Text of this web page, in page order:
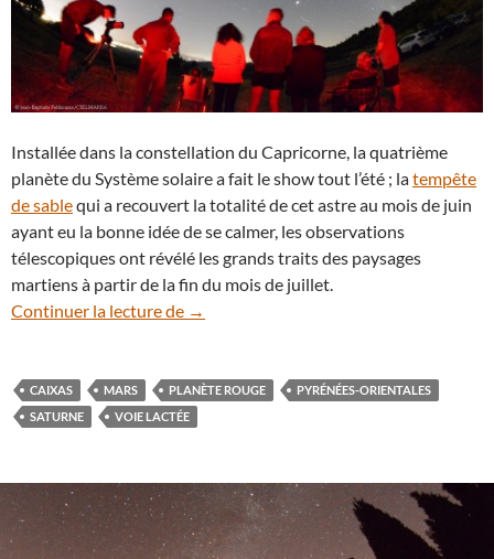
Installée dans la constellation du Capricorne, la quatrième
planète du Système solaire a fait le show tout l’été ; latempête
de sablequi a recouvert la totalité de cet astre au mois de juin
ayant eu la bonne idée de se calmer, les observations
télescopiques ont révélé les grands traits des paysages
martiens à partir de la fin du mois de juillet.
Continuer la lecture de
Souvenirs d’été : Mars aux côtés de la
→
CAIXAS MARS PLANÈTE ROUGE
PYRÉNÉES-ORIENTALES
SATURNE
VOIE LACTÉE